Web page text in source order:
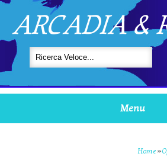
ARCADIA &
Menu
Home »